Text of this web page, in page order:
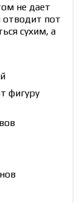
не дает
отводит пот
сухим, а
фигуру